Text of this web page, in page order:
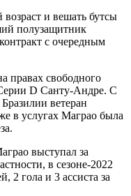
и вешать бутсы
полузащитник
с очередным
правах свободного
D Санту-Андре. С
ветеран
в услугах Маграо была
выступал за
в сезоне-2022
2 гола и 3 ассиста за